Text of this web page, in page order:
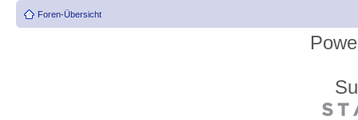
Foren-Übersicht